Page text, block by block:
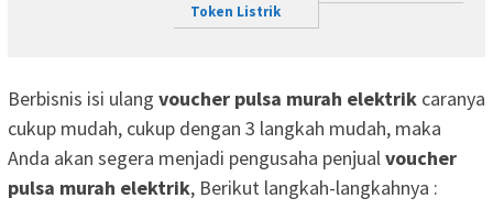
Token Listrik
Berbisnis isi ulang voucher pulsa murah elektrik caranya
cukup mudah, cukup dengan 3 langkah mudah, maka
Anda akan segera menjadi pengusaha penjualvoucher
pulsa murah elektrik, Berikut langkah-langkahnya :